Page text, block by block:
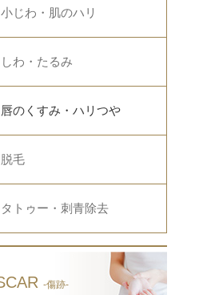
小じわ・肌のハリ
しわ・たるみ
唇のくすみ・ハリつや
脱毛
タトゥー・刺青除去
-傷跡-